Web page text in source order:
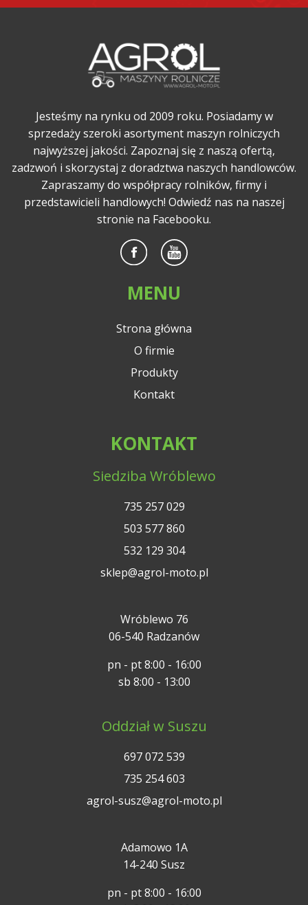
Jesteśmy na rynku od 2009 roku. Posiadamy w
sprzedaży szeroki asortyment maszyn rolniczych
najwyższej jakości. Zapoznaj się z naszą ofertą,
zadzwoń i skorzystaj z doradztwa naszych handlowców.
Zapraszamy do współpracy rolników, firmy i
przedstawicieli handlowych! Odwiedź nas na naszej
stronie na Facebooku.
MENU
Strona główna
O firmie
Produkty
Kontakt
KONTAKT
Siedziba Wróblewo
735 257 029
503 577 860
532 129 304
sklep@agrol-moto.pl
Wróblewo 76
06-540 Radzanów
pn - pt 8:00 - 16:00
sb 8:00 - 13:00
Oddział w Suszu
697 072 539
735 254 603
agrol-susz@agrol-moto.pl
Adamowo 1A
14-240 Susz
pn - pt 8:00 - 16:00